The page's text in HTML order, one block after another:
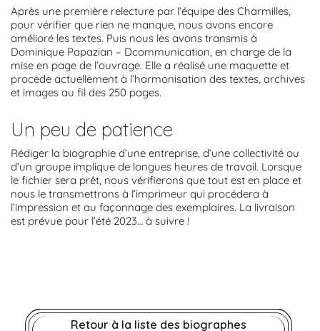
Après une première relecture par l’équipe des Charmilles,
pour vérifier que rien ne manque, nous avons encore
amélioré les textes. Puis nous les avons transmis à
Dominique Papazian – Dcommunication, en charge de la
mise en page de l’ouvrage. Elle a réalisé une maquette et
procède actuellement à l’harmonisation des textes, archives
et images au fil des 250 pages.
Un peu de patience
Rédiger la biographie d’une entreprise, d’une collectivité ou
d’un groupe implique de longues heures de travail. Lorsque
le fichier sera prêt, nous vérifierons que tout est en place et
nous le transmettrons à l’imprimeur qui procédera à
l’impression et au façonnage des exemplaires. La livraison
est prévue pour l’été 2023… à suivre !
Retour à la liste des biographes